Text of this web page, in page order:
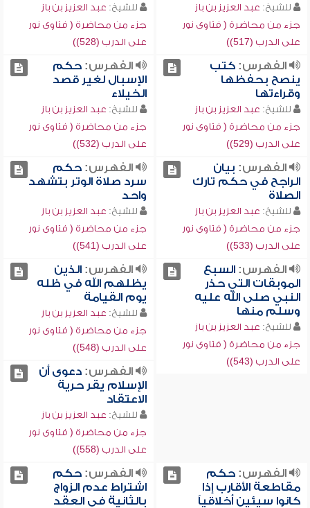
للشيخ: عبد العزيز بن باز
جزء من محاضرة ( فتاوى نور
على الدرب (517))
للشيخ: عبد العزيز بن باز
جزء من محاضرة ( فتاوى نور
على الدرب (528))
الفهرس:كتب
ينصح بحفظها
وقراءتها
للشيخ: عبد العزيز بن باز
جزء من محاضرة ( فتاوى نور
على الدرب (529))
الفهرس:حكم
الإسبال لغير قصد
الخيلاء
للشيخ: عبد العزيز بن باز
جزء من محاضرة ( فتاوى نور
على الدرب (532))
الفهرس: بيان
الراجح في حكم تارك
الصلاة
للشيخ: عبد العزيز بن باز
جزء من محاضرة ( فتاوى نور
على الدرب (533))
الفهرس:حكم
سرد صلاة الوتر بتشهد
واحد
للشيخ: عبد العزيز بن باز
جزء من محاضرة ( فتاوى نور
على الدرب (541))
الفهرس:السبع
الموبقات التي حذر
النبي صلى الله عليه
وسلم منها
للشيخ: عبد العزيز بن باز
جزء من محاضرة ( فتاوى نور
على الدرب (543))
الفهرس:الذين
يظلهم الله في ظله
يوم القيامة
للشيخ: عبد العزيز بن باز
جزء من محاضرة ( فتاوى نور
على الدرب (548))
الفهرس:دعوى أن
الإسلام يقر حرية
الاعتقاد
للشيخ: عبد العزيز بن باز
جزء من محاضرة ( فتاوى نور
على الدرب (558))
الفهرس:حكم
مقاطعة الأقارب إذا
كانوا سيئين أخلاقياً
الفهرس:حكم
اشتراط عدم الزواج
بالثانية في العقد